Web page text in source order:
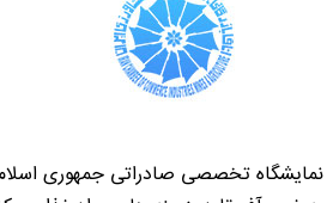
نمایشگاه تخصصی صادراتی جمهوری